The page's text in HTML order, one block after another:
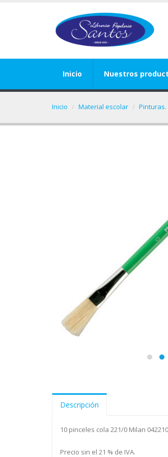
Inicio Nuestros
Inicio Material escolar Pinturas.
Descripción
10 pinceles cola 221/0 Milan
Precio sin el 21 % de IVA.